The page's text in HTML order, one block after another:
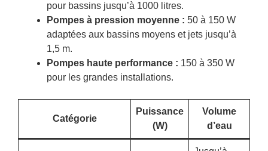
pour bassins jusqu’à 1000 litres.
Pompes à pression moyenne : 50 à 150 W
adaptées aux bassins moyens et jets jusqu’à
1,5 m.
Pompes haute performance : 150 à 350 W
pour les grandes installations.
Catégorie
Puissance
(W)
Volume
d’eau